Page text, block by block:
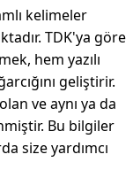
kelimeler
TDK'ya göre
hem yazılı
geliştirir.
ve aynı ya da
Bu bilgiler
size yardımcı